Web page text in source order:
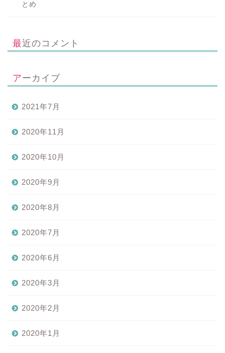
とめ
最近のコメント
アーカイブ
2021年7月
2020年11月
2020年10月
2020年9月
2020年8月
2020年7月
2020年6月
2020年3月
2020年2月
2020年1月